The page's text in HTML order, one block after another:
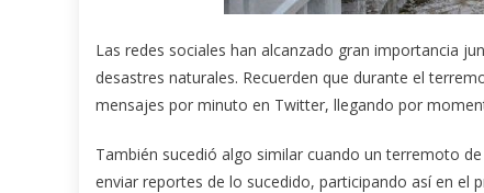
Las redes sociales han alcanzado gran importancia
desastres naturales. Recuerden que durante el
mensajes por minuto en Twitter, llegando por
También sucedió algo similar cuando un terremoto
enviar reportes de lo sucedido, participando así en el